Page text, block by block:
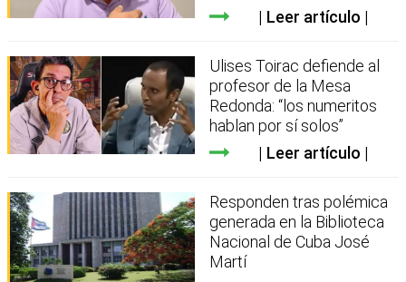
Leer artículo
Ulises Toirac defiende al
profesor de la Mesa
Redonda: “los numeritos
hablan por sí solos”
Leer artículo
Responden tras polémica
generada en la Biblioteca
Nacional de Cuba José
Martí